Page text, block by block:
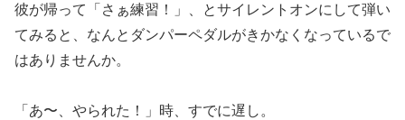
彼が帰って「さぁ練習！」、とサイレントオンにして弾い
てみると、なんとダンパーペダルがきかなくなっているで
はありませんか。
「あ〜、やられた！」時、すでに遅し。